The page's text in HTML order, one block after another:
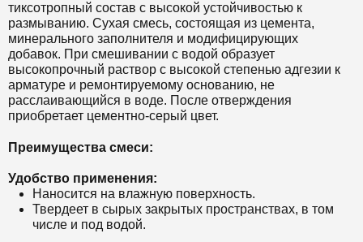
тиксотропный состав с высокой устойчивостью к
размыванию. Сухая смесь, состоящая из цемента,
минерального заполнителя и модифицирующих
добавок. При смешивании с водой образует
высокопрочный раствор с высокой степенью адгезии к
арматуре и ремонтируемому основанию, не
расслаивающийся в воде. После отверждения
приобретает цементно-серый цвет.
Преимущества смеси:
Удобство применения:
Наносится на влажную поверхность.
Твердеет в сырых закрытых пространствах, в том
числе и под водой.